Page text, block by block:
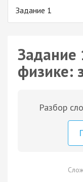
Задание 1
Задание
физике:
Разбор